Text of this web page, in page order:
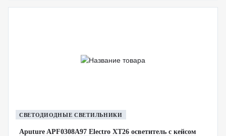
СВЕТОДИОДНЫЕ СВЕТИЛЬНИКИ
Aputure APF0308A97 Electro XT26 осветитель с кейсом